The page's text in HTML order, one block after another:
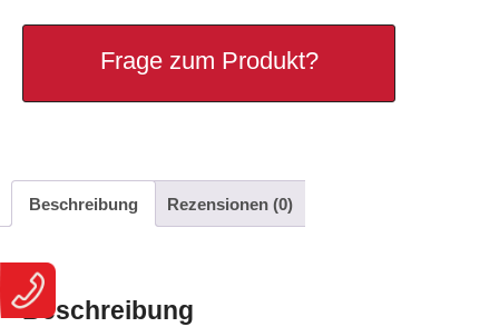
Frage zum Produkt?
Beschreibung Rezensionen (0)
Beschreibung